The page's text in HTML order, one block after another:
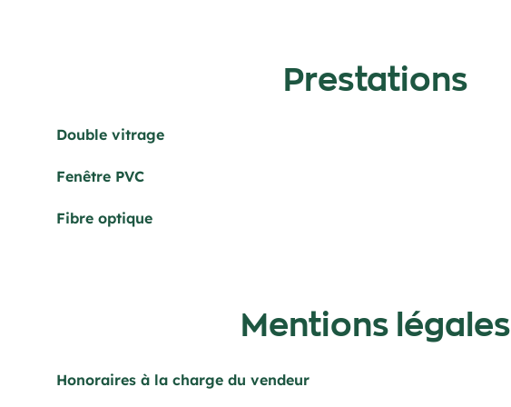
Prestations
Double vitrage
Fenêtre PVC
Fibre optique
Mentions légales
Honoraires à la charge du vendeur